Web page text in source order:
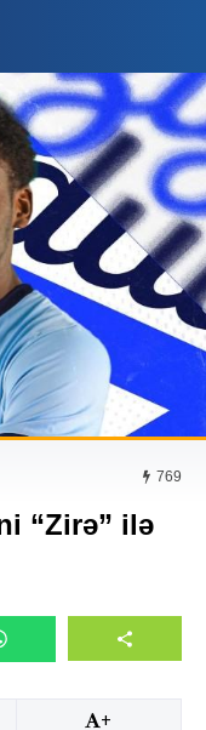
769
“Zirə” ilə
+